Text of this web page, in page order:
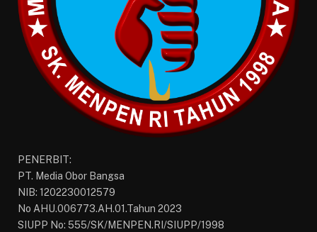
PENERBIT:
PT. Media Obor Bangsa
NIB: 1202230012579
No AHU.006773.AH.01.Tahun 2023
SIUPP No: 555/SK/MENPEN.RI/SIUPP/1998